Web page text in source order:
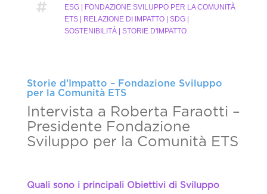

ESG | FONDAZIONE SVILUPPO PER LA COMUNITÀ
ETS | RELAZIONE DI IMPATTO | SDG |
SOSTENIBILITÀ | STORIE D'IMPATTO
Storie d’Impatto – Fondazione Sviluppo
per la Comunità ETS
Intervista a Roberta Faraotti –
Presidente Fondazione
Sviluppo per la Comunità ETS
Quali sono i principali Obiettivi di Sviluppo